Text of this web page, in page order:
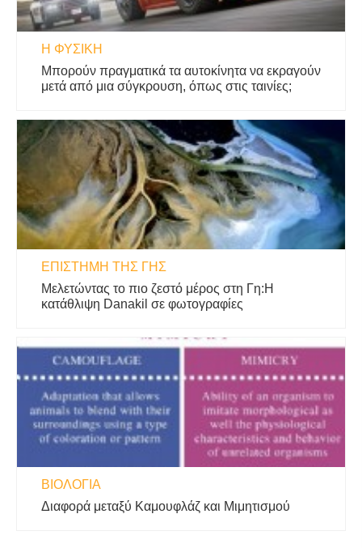
Η ΦΥΣΙΚΗ
Μπορούν πραγματικά τα αυτοκίνητα να εκραγούν
μετά από μια σύγκρουση, όπως στις ταινίες;
ΕΠΙΣΤΉΜΗ ΤΗΣ ΓΗΣ
Μελετώντας το πιο ζεστό μέρος στη Γη:Η
κατάθλιψη Danakil σε φωτογραφίες
ΒΙΟΛΟΓΊΑ
Διαφορά μεταξύ Καμουφλάζ και Μιμητισμού